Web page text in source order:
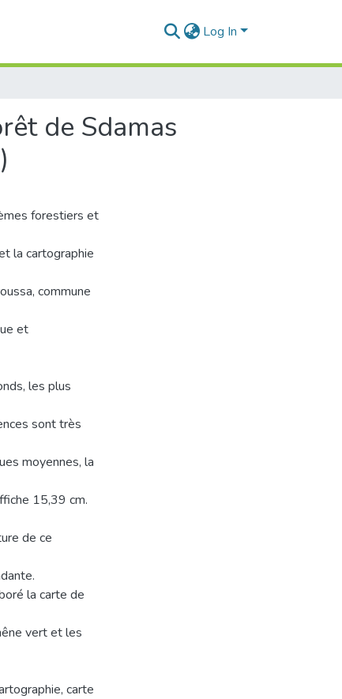
Log In
de Sdamas
forestiers et
la cartographie
commune
et
les plus
sont très
moyennes, la
15,39 cm.
de ce
la carte de
vert et les
carte